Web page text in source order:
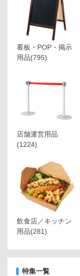
看板・POP・掲示
用品(795)
店舗運営用品
(1224)
飲食店／キッチン
用品(281)
特集一覧